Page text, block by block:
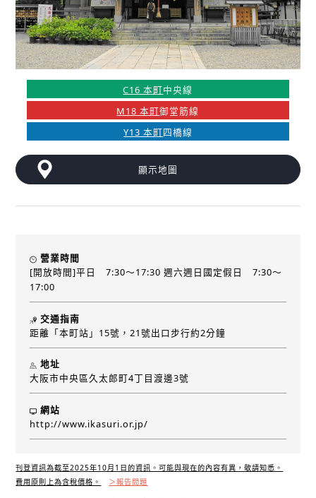
C16 本町中央線
M18 本町御堂筋線
Y13 本町四橋線
顯示地圖
營業時間
[開放時間]平日 7:30～17:30 週六週日國定假日 7:30～
17:00
交通指南
距離「本町站」15號，21號出口步行約2分鐘
地址
大阪市中央區久太郎町4丁目渡邊3號
網站
http://www.ikasuri.or.jp/
刊登資訊為截至2025年10月1日的資訊。可能與現在的內容有異，敬請知悉。
費用原則上為含稅價格。
＞報告問題